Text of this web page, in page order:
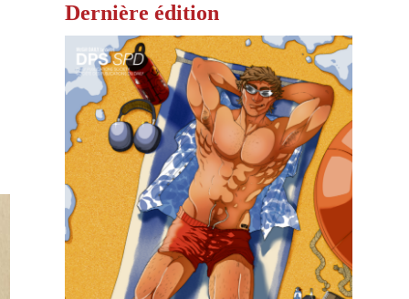
Dernière édition